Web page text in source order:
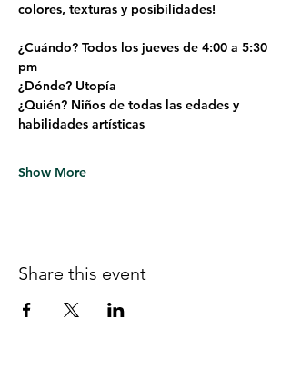
colores, texturas y posibilidades!
¿Cuándo? Todos los jueves de 4:00 a 5:30
pm
¿Dónde? Utopía
¿Quién? Niños de todas las edades y
habilidades artísticas
Show More
Share this event